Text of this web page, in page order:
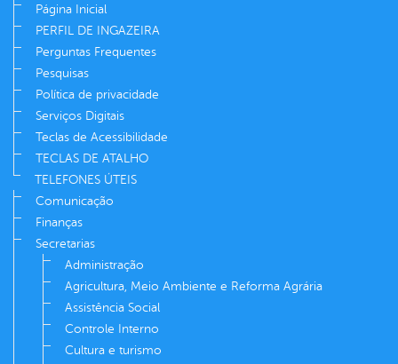
Página Inicial
PERFIL DE INGAZEIRA
Perguntas Frequentes
Pesquisas
Política de privacidade
Serviços Digitais
Teclas de Acessibilidade
TECLAS DE ATALHO
TELEFONES ÚTEIS
Comunicação
Finanças
Secretarias
Administração
Agricultura, Meio Ambiente e Reforma Agrária
Assistência Social
Controle Interno
Cultura e turismo